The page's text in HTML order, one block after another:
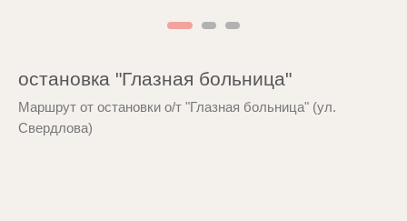
остановка "Глазная больница"
Маршрут от остановки о/т "Глазная больница" (ул.
Свердлова)